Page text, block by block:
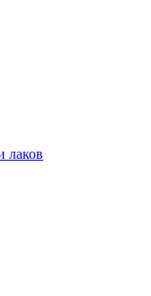
лаков